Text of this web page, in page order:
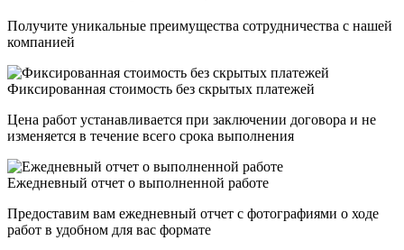
Получите уникальные преимущества сотрудничества с нашей
компанией
Фиксированная стоимость без скрытых платежей
Цена работ устанавливается при заключении договора и не
изменяется в течение всего срока выполнения
Ежедневный отчет о выполненной работе
Предоставим вам ежедневный отчет с фотографиями о ходе
работ в удобном для вас формате